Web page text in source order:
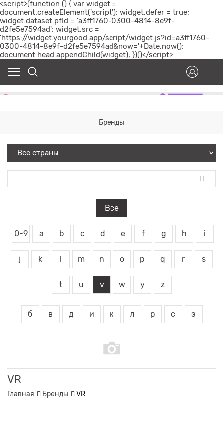
<script>(function () { var widget =
document.createElement('script'); widget.defer = true;
widget.dataset.pfId = 'a3ff1760-0300-4814-8e9f-
d2fe5e7594ad'; widget.src =
'https://widget.yourgood.app/script/widget.js?id=a3ff1760-
0300-4814-8e9f-d2fe5e7594ad&now='+Date.now();
document.head.appendChild(widget); })()</script>
Бренды
Все
0-9 a b c d e f g h i
j k m n o p q r s
t u v w y z
б в д и к л р с э
VR
Главная Бренды VR